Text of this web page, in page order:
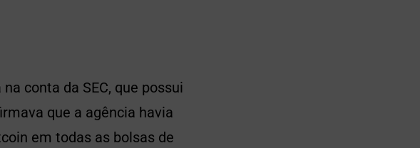
conta da SEC, que possui
que a agência havia
em todas as bolsas de